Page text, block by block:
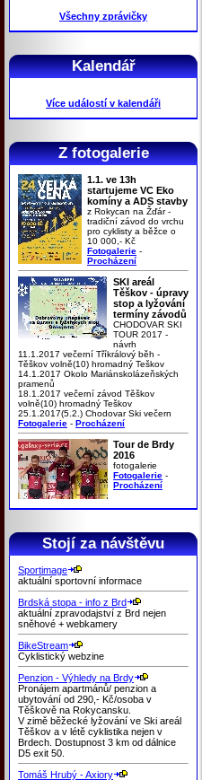
Všechny zprávičky
Kalendář
Více událostí v kalendáři
Z fotogalerie
1.1. ve 13h
startujeme VC Eko
komíny a ADS stavby
z Rokycan na Žďár -
tradiční závod do vrchu
pro cyklisty a běžce o
10 000,- Kč
Fotogalerie -
Procházení
SKI areál
Těškov - úpravy
stop a lyžování
termíny závodů
CHODOVAR SKI
TOUR 2017 -
návrh
11.1.2017 večerní Tříkrálový běh -
Těškov volně(10) hromadný Teškov
14.1.2017 Okolo Mariánskolázeňských
pramenů
18.1.2017 večerní závod Těškov
volně(10) hromadný Teškov
25.1.2017(5.2.) Chodovar Ski večern
Fotogalerie - Procházení
Tour de Brdy
2016
fotogalerie
Fotogalerie -
Procházení
Stojí za návštěvu
Sportimage
aktuální sportovní informace
Brdská stopa - info z Brd
aktuální zpravodajství z Brd nejen
sněhové + webkamery
BikeStream
Cyklistický webzine
Penzion - Výhledy na Brdy
Pronájem apartmánů/ penzion a
ubytování od 290,- Kč/osoba v
Těškově na Rokycansku.
V zimě běžecké lyžování ve Ski areál
Těškov a v létě cyklistika nejen v
Brdech. Dostupnost 3 km od dálnice
D5 exit 50.
Tomáš Hrubý - Axiory